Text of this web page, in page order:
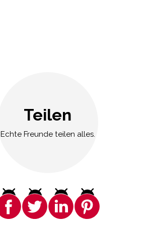
Teilen
Echte Freunde teilen alles.